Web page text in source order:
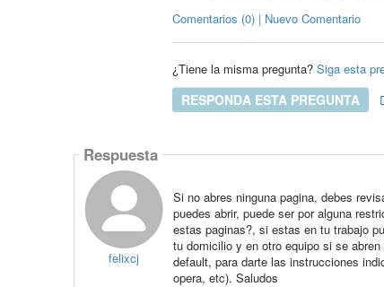
Comentarios (0) | Nuevo Comentario
¿Tiene la misma pregunta? Siga esta
RESPONDA ESTA PREGUNTA
Respuesta
felixcj
Si no abres ninguna pagina, debes
puedes abrir, puede ser por alguna
estas paginas?, si estas en tu trabajo
tu domicilio y en otro equipo si se
default, para darte las instrucciones
opera, etc). Saludos